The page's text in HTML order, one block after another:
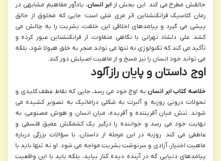
خالقش مطرح می کند. این بخش ازابر انسان، یادآور مفاهیم مشابهی در
رمان کلاسیک فرانکنشتاین اثر مری شلی است؛ جایی که مخلوق از خالق
پیشی می گیرد و پیامدهای اخلاقی این خلقت، بشریت را به چالش می
کشد. علی دلشاد تهرانی با نگاهی متفاوت، از فرانکنشتاین عبور کرده و
تأکید می کند که تکنولوژی نه تنها می تواند منجر به خلق هیولا شود، بلکه
می تواند خود انسان را نیز مسخ و از ماهیت اصیلش دور کند.
اوج داستان و پایان رازآلود
خلاصه کتاب ابر انسان به اوج خود می رسد، جایی که نقاط عطف کلیدی و
تحولات درونی روزبه و آلبرت به شکلی دراماتیک به تصویر کشیده می
شوند. تنش میان آفریننده و آفریده، میان انسان و هوش مصنوعی، به
نهایت خود می رسد و خواننده را درگیر یک کشمکش عمیق فلسفی و
عاطفی می کند. روزبه در این مرحله از داستان، با سؤالات بزرگی درباره
ماهیت اختیار، آزادی و سرنوشت بشریت مواجه می شود. او نه تنها باید با
پیامدهای دنیایی که در آینده دیده کنار بیاید، بلکه باید با این واقعیت